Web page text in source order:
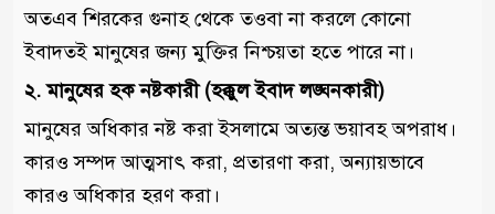
অতএব শিরকের গুনাহ থেকে তওবা না করলে কোনো
ইবাদতই মানুষের জন্য মুক্তির নিশ্চয়তা হতে পারে না।
২. মানুষের হক নষ্টকারী (হক্কুল ইবাদ লঙ্ঘনকারী)
মানুষের অধিকার নষ্ট করা ইসলামে অত্যন্ত ভয়াবহ অপরাধ।
কারও সম্পদ আত্মসাৎ করা, প্রতারণা করা, অন্যায়ভাবে
কারও অধিকার হরণ করা।